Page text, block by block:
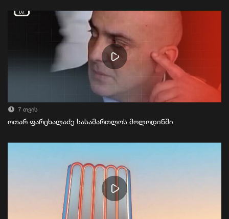
7 თვის
ოთარ ფარცხალაძე სასამართლოს მოლოდინში